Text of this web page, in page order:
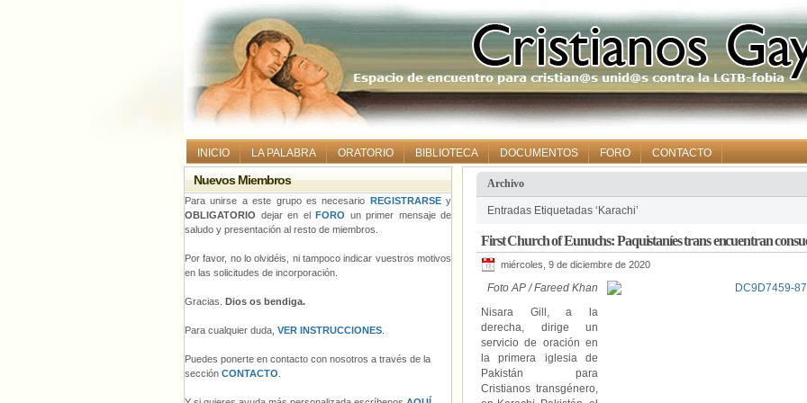
INICIO LA PALABRA ORATORIO BIBLIOTECA DOCUMENTOS FORO CONTACTO
Archivo
Entradas Etiquetadas ‘Karachi’
First Church of Eunuchs: Paquistaníes trans encuentran
miércoles, 9 de diciembre de 2020
Foto AP / Fareed Khan
Nisara Gill, a la
derecha, dirige un
servicio de oración en
la primera iglesia de
Pakistán para
Cristianos transgénero,
Nuevos Miembros
Para unirse a este grupo es necesario REGISTRARSEy
OBLIGATORIO dejar en el FORO un primer mensaje de
saludo y presentación al resto de miembros.
Por favor, no lo olvidéis, ni tampoco indicar vuestros motivos
en las solicitudes de incorporación.
Gracias. Dios os bendiga.
Para cualquier duda, VER INSTRUCCIONES
Puedes ponerte en contacto con nosotros a través de la
sección CONTACTO